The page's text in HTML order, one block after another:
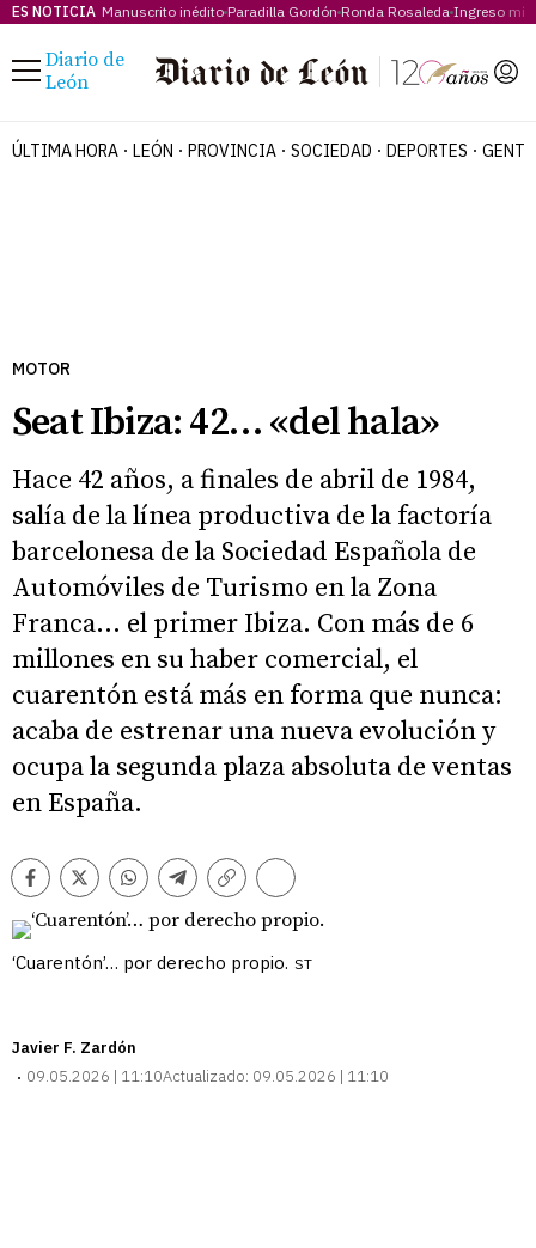
ES NOTICIA Manuscrito inédito Paradilla Gordón Ronda Rosaleda Ingreso
Menú
Diario de
León
ÚLTIMA HORA LEÓN PROVINCIA SOCIEDAD DEPORTES GENTE
MOTOR
Seat Ibiza: 42… «del hala»
Hace 42 años, a finales de abril de 1984,
salía de la línea productiva de la factoría
barcelonesa de la Sociedad Española de
Automóviles de Turismo en la Zona
Franca… el primer Ibiza. Con más de 6
millones en su haber comercial, el
cuarentón está más en forma que nunca:
acaba de estrenar una nueva evolución y
ocupa la segunda plaza absoluta de ventas
en España.
Facebook
TwitterWhatsappTelegram
Copiar
enlace
Comentarios
‘Cuarentón’… por derecho propio. ST
Javier F. Zardón
09.05.2026 | 11:10Actualizado: 09.05.2026 | 11:10